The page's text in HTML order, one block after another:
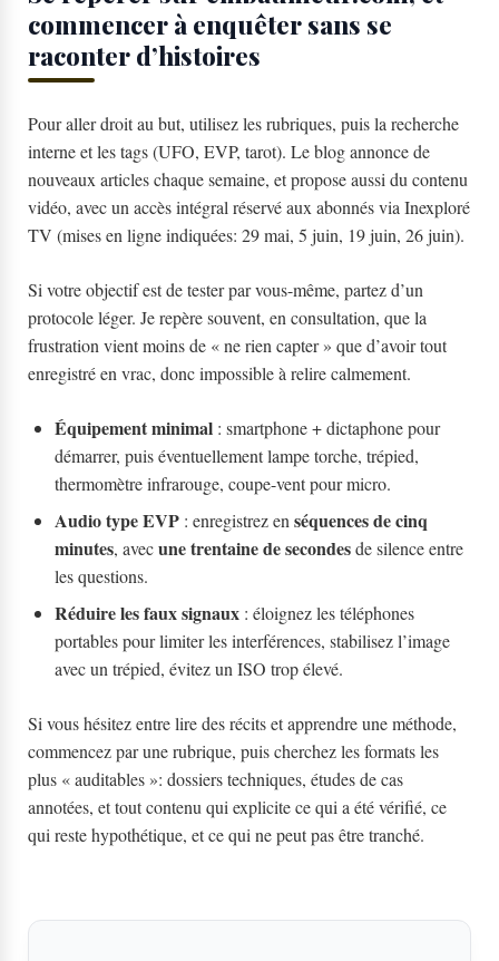
commencer à enquêter sans se
raconter d’histoires
Pour aller droit au but, utilisez les rubriques, puis la recherche
interne et les tags (UFO, EVP, tarot). Le blog annonce de
nouveaux articles chaque semaine, et propose aussi du contenu
vidéo, avec un accès intégral réservé aux abonnés via Inexploré
TV (mises en ligne indiquées: 29 mai, 5 juin, 19 juin, 26 juin).
Si votre objectif est de tester par vous-même, partez d’un
protocole léger. Je repère souvent, en consultation, que la
frustration vient moins de « ne rien capter » que d’avoir tout
enregistré en vrac, donc impossible à relire calmement.
Équipement minimal : smartphone + dictaphone pour
démarrer, puis éventuellement lampe torche, trépied,
thermomètre infrarouge, coupe-vent pour micro.
Audio type EVP : enregistrez en séquences de cinq
minutes, avecune trentaine de secondesde silence entre
les questions.
Réduire les faux signaux : éloignez les téléphones
portables pour limiter les interférences, stabilisez l’image
avec un trépied, évitez un ISO trop élevé.
Si vous hésitez entre lire des récits et apprendre une méthode,
commencez par une rubrique, puis cherchez les formats les
plus « auditables »: dossiers techniques, études de cas
annotées, et tout contenu qui explicite ce qui a été vérifié, ce
qui reste hypothétique, et ce qui ne peut pas être tranché.